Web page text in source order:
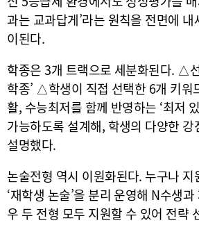
과는 교과답게’라는 원칙을 전면에
이된다.
학종은 3개 트랙으로 세분화된다. △
학종’ △학생이 직접 선택한 6개 키워
활, 수능최저를 함께 반영하는 ‘최저
가능하도록 설계해, 학생의 다양한
설명했다.
논술전형 역시 이원화된다. 누구나
‘재학생 논술’을 분리 운영해 N수생
우 두 전형 모두 지원할 수 있어 전략